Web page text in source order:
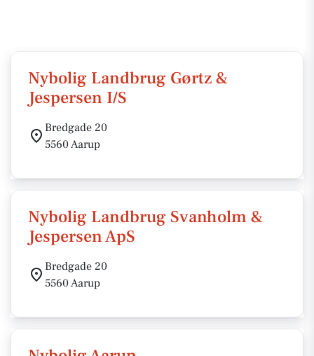
Nybolig Landbrug Gørtz &
Jespersen I/S
Bredgade 20
5560 Aarup
Nybolig Landbrug Svanholm &
Jespersen ApS
Bredgade 20
5560 Aarup